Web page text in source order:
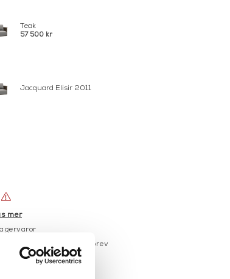
Teak
57 500 kr
Jacquard Elisir 2011
mer
dig för vårt nyhetsbrev
1000:-